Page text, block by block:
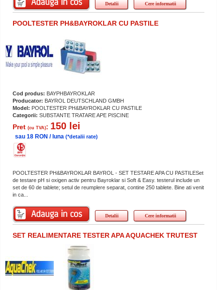
Detalii Cere informatii
POOLTESTER PH&BAYROKLAR CU PASTILE
Cod produs: BAYPHBAYROKLAR
Producator: BAYROL DEUTSCHLAND GMBH
Model: POOLTESTER PH&BAYROKLAR CU PASTILE
Categorii: SUBSTANTE TRATARE APE PISCINE
Pret (cu TVA): 150 lei
sau 18 RON / luna (*detalii rate)
POOLTESTER PH&BAYROKLAR BAYROL - SET TESTARE APA CU PASTILESet
de testare pH si oxigen activ pentru Bayroklar si Soft & Easy. testerul include un
set de 60 de tablete; setul de reumplere separat, contine 250 tablete. Bine ati venit
in ca...
Detalii Cere informatii
SET REALIMENTARE TESTER APA AQUACHEK TRUTEST